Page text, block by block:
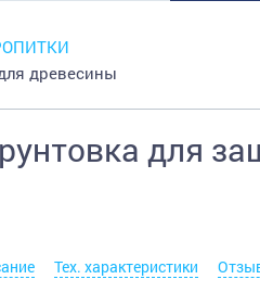
древесины
для
Тех. характеристики